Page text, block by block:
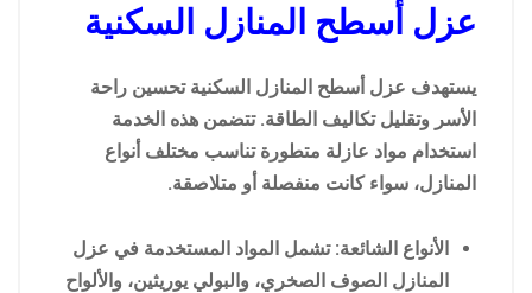
عزل أسطح المنازل السكنية
يستهدف عزل أسطح المنازل السكنية تحسين راحة
الأسر وتقليل تكاليف الطاقة. تتضمن هذه الخدمة
استخدام مواد عازلة متطورة تناسب مختلف أنواع
المنازل، سواء كانت منفصلة أو متلاصقة.
الأنواع الشائعة: تشمل المواد المستخدمة في عزل
المنازل الصوف الصخري، والبولي يوريثين، والألواح